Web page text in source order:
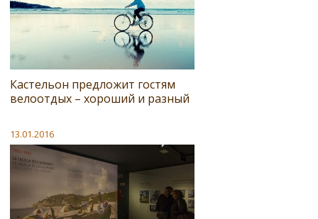
Кастельон предложит гостям
велоотдых – хороший и разный
13.01.2016